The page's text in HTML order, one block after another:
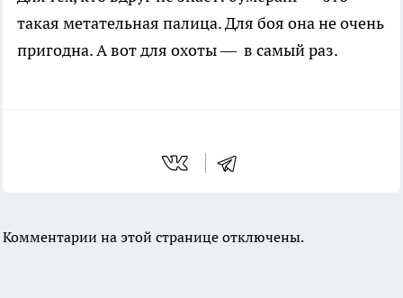
такая метательная палица. Для боя она не очень
пригодна. А вот для охоты — в самый раз.
Комментарии на этой странице отключены.